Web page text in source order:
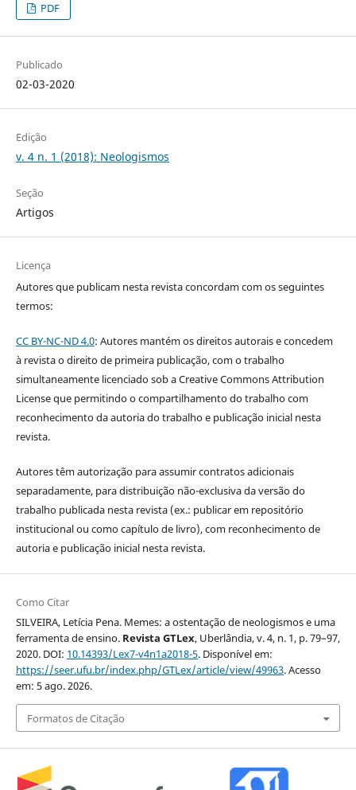
PDF
Publicado
02-03-2020
Edição
v. 4 n. 1 (2018): Neologismos
Seção
Artigos
Licença
Autores que publicam nesta revista concordam com os seguintes
termos:
CC BY-NC-ND 4.0: Autores mantém os direitos autorais e concedem
à revista o direito de primeira publicação, com o trabalho
simultaneamente licenciado sob a Creative Commons Attribution
License que permitindo o compartilhamento do trabalho com
reconhecimento da autoria do trabalho e publicação inicial nesta
revista.
Autores têm autorização para assumir contratos adicionais
separadamente, para distribuição não-exclusiva da versão do
trabalho publicada nesta revista (ex.: publicar em repositório
institucional ou como capítulo de livro), com reconhecimento de
autoria e publicação inicial nesta revista.
Como Citar
SILVEIRA, Letícia Pena. Memes: a ostentação de neologismos e uma
ferramenta de ensino. Revista GTLex, Uberlândia, v. 4, n. 1, p. 79–97,
2020. DOI: 10.14393/Lex7-v4n1a2018-5. Disponível em:
https://seer.ufu.br/index.php/GTLex/article/view/49963. Acesso
em: 5 ago. 2026.
Formatos de Citação